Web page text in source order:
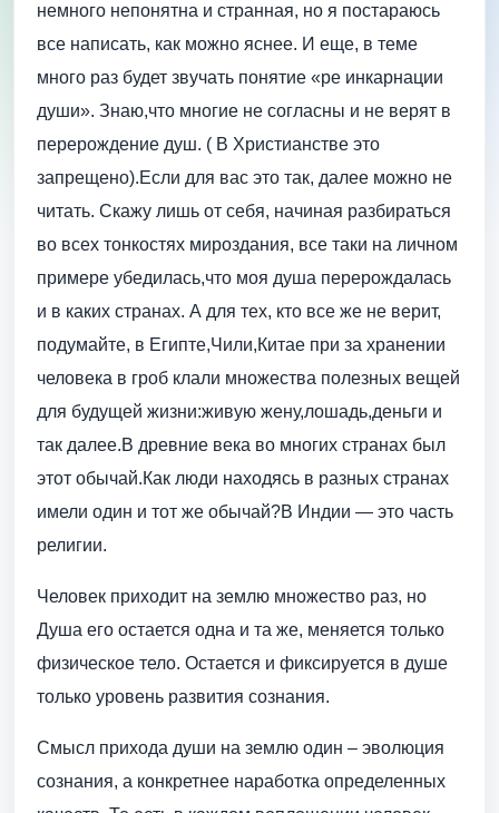
немного непонятна и странная, но я постараюсь
все написать, как можно яснее. И еще, в теме
много раз будет звучать понятие «ре инкарнации
души». Знаю,что многие не согласны и не верят в
перерождение душ. ( В Христианстве это
запрещено).Если для вас это так, далее можно не
читать. Скажу лишь от себя, начиная разбираться
во всех тонкостях мироздания, все таки на личном
примере убедилась,что моя душа перерождалась
и в каких странах. А для тех, кто все же не верит,
подумайте, в Египте,Чили,Китае при за хранении
человека в гроб клали множества полезных вещей
для будущей жизни:живую жену,лошадь,деньги и
так далее.В древние века во многих странах был
этот обычай.Как люди находясь в разных странах
имели один и тот же обычай?В Индии — это часть
религии.
Человек приходит на землю множество раз, но
Душа его остается одна и та же, меняется только
физическое тело. Остается и фиксируется в душе
только уровень развития сознания.
Смысл прихода души на землю один – эволюция
сознания, а конкретнее наработка определенных